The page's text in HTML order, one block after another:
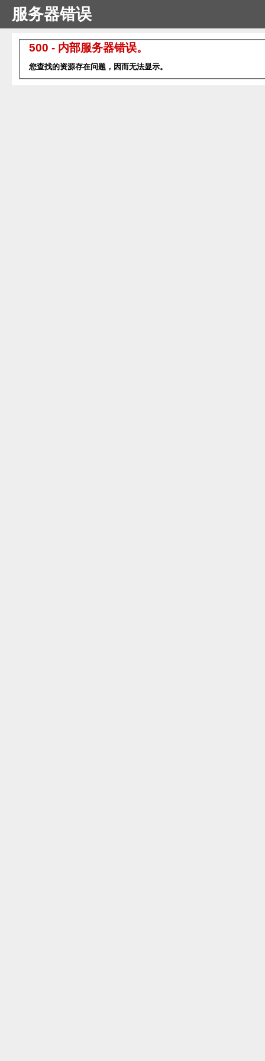
服务器错误
500 - 内部服务器错误。
您查找的资源存在问题，因而无法显示。